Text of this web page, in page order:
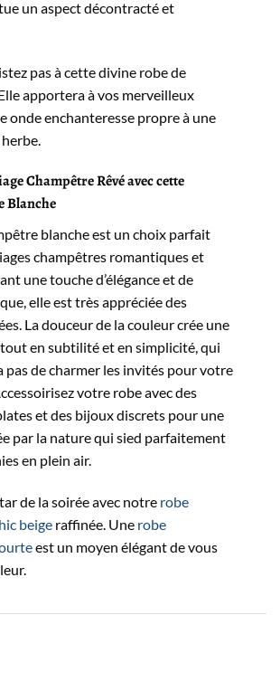
un aspect décontracté et
pas à cette divine robe de
apportera à vos merveilleux
onde enchanteresse propre à une
Champêtre Rêvé avec cette
Blanche
blanche est un choix parfait
champêtres romantiques et
une touche d’élégance et de
elle est très appréciée des
La douceur de la couleur crée une
en subtilité et en simplicité, qui
pas de charmer les invités pour votre
votre robe avec des
et des bijoux discrets pour une
par la nature qui sied parfaitement
en plein air.
de la soirée avec notre robe
beigeraffinée. Une robe
est un moyen élégant de vous